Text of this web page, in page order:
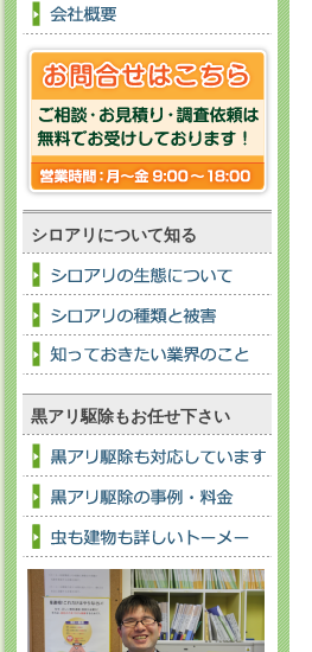
シロアリについて知る
黒アリ駆除もお任せ下さい